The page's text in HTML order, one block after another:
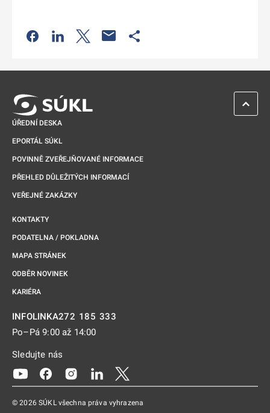
Odkaz se otevře na nové kartě
Odkaz se otevře na nové kartě
Odkaz se otevře na nové kartě
ÚŘEDNÍ DESKA
EPORTÁL SÚKL
POVINNĚ ZVEŘEJŇOVANÉ INFORMACE
PŘEHLED DŮLEŽITÝCH INFORMACÍ
VEŘEJNÉ ZAKÁZKY
KONTAKTY
PODATELNA / POKLADNA
MAPA STRÁNEK
ODBĚR NOVINEK
KARIÉRA
INFOLINKA272 185 333
Po–Pá 9:00 až 14:00
Sledujte nás
Odkaz se otevře na nové kartě
Odkaz se otevře na nové kartě
Odkaz se otevře na nové kartě
Odkaz se otevře na nové kartě
© 2026 SÚKL všechna práva vyhrazena
ZPĚT